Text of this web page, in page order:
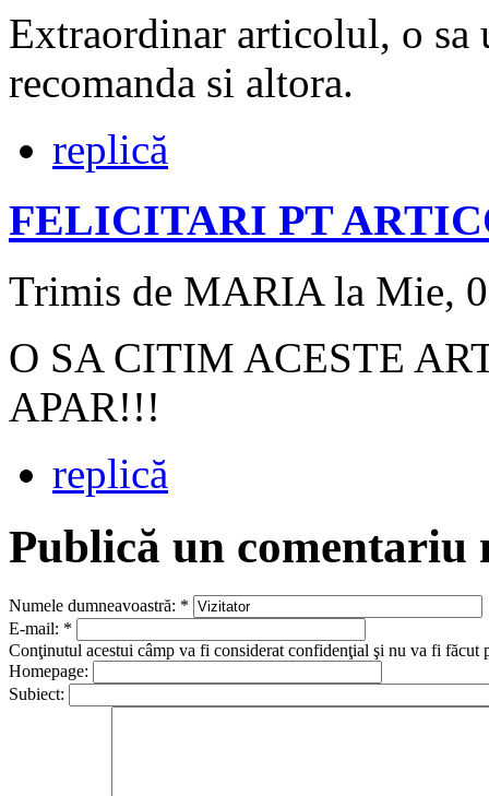
Extraordinar articolul, o sa
recomanda si altora.
replică
FELICITARI PT
Trimis de MARIA la Mie,
O SA CITIM ACESTE
APAR!!!
replică
Publică un comentariu
Numele dumneavoastră: *
E-mail: *
Conţinutul acestui câmp va fi considerat confidenţial şi nu va fi făcut
Homepage:
Subiect: